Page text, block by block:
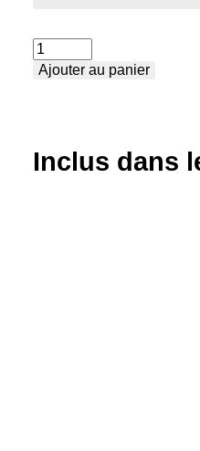
quantité
de
adaptations
Ajouter au panier
Inclus dans